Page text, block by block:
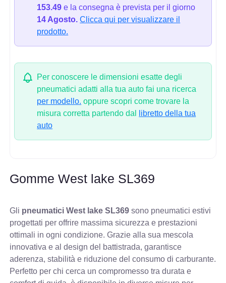
153.49 e la consegna è prevista per il giorno
14 Agosto. Clicca qui per visualizzare il
prodotto.
Per conoscere le dimensioni esatte degli
pneumatici adatti alla tua auto fai una ricerca
per modello. oppure scopri come trovare la
misura corretta partendo dal
libretto della tua
auto
Gomme West lake SL369
Gli pneumatici West lake SL369 sono pneumatici estivi
progettati per offrire massima sicurezza e prestazioni
ottimali in ogni condizione. Grazie alla sua mescola
innovativa e al design del battistrada, garantisce
aderenza, stabilità e riduzione del consumo di carburante.
Perfetto per chi cerca un compromesso tra durata e